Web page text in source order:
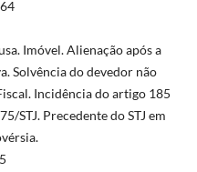
Imóvel. Alienação após a
Solvência do devedor não
Incidência do artigo 185
STJ. Precedente do STJ em